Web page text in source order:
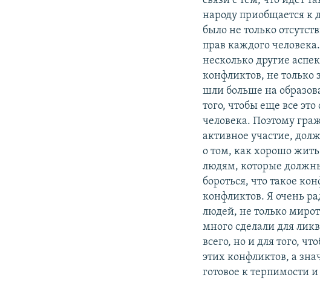
народу приобщается
было не только
прав каждого
несколько другие
конфликтов, не
шли больше на
того, чтобы еще все
человека. Поэтому
активное участие,
о том, как хорошо
людям, которые
бороться, что такое
конфликтов. Я очень
людей, не только
много сделали для
всего, но и для того,
этих конфликтов, а
готовое к терпимости